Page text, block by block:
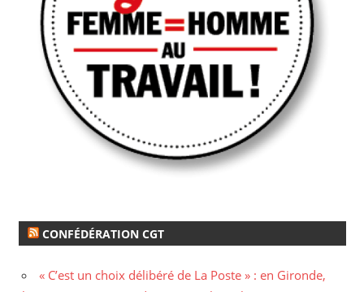
CONFÉDÉRATION CGT
« C’est un choix délibéré de La Poste » : en Gironde,